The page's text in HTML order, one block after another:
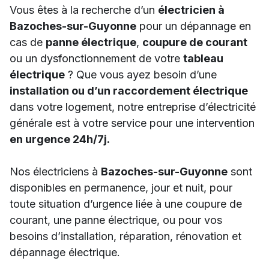
Vous êtes à la recherche d’un électricien à
Bazoches-sur-Guyonne pour un dépannage en
cas de panne électrique, coupure de courant
ou un dysfonctionnement de votre tableau
électrique ? Que vous ayez besoin d’une
installation ou d’un raccordement électrique
dans votre logement, notre entreprise d’électricité
générale est à votre service pour une intervention
en urgence 24h/7j.
Nos électriciens à Bazoches-sur-Guyonne sont
disponibles en permanence, jour et nuit, pour
toute situation d’urgence liée à une coupure de
courant, une panne électrique, ou pour vos
besoins d’installation, réparation, rénovation et
dépannage électrique.